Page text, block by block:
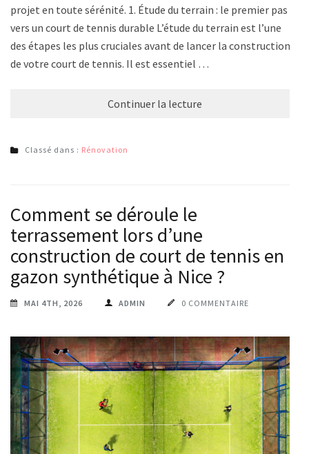
projet en toute sérénité. 1. Étude du terrain : le premier pas
vers un court de tennis durable L’étude du terrain est l’une
des étapes les plus cruciales avant de lancer la construction
de votre court de tennis. Il est essentiel …
Continuer la lecture
Classé dans : Rénovation
Comment se déroule le
terrassement lors d’une
construction de court de tennis en
gazon synthétique à Nice ?
MAI 4TH, 2026 ADMIN 0 COMMENTAIRE